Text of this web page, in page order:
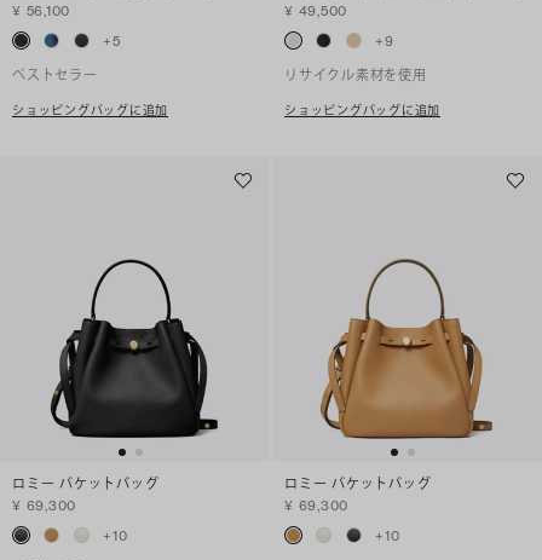
¥ 56,100
+5
ベストセラー
ショッピングバッグに追加
¥ 49,500
+9
リサイクル素材を使用
ショッピングバッグに追加
ロミー バケットバッグ
¥ 69,300
+10
ロミー バケットバッグ
¥ 69,300
+10